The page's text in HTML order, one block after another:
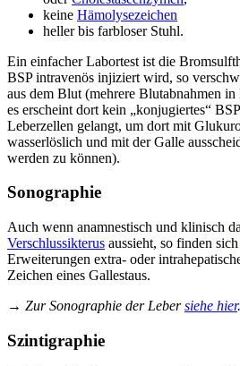
keine Hämolysezeichen
heller bis farbloser Stuhl.
Ein einfacher Labortest ist die
BSP intravenös injiziert wird, so
aus dem Blut (mehrere Blutabnahmen
es erscheint dort kein „konjugiertes“
Leberzellen gelangt, um dort mit
wasserlöslich und mit der Galle
werden zu können).
Sonographie
Auch wenn anamnestisch und klinisch
Verschlussikterus aussieht, so finden sich
Erweiterungen extra- oder
Zeichen eines Gallestaus.
→ Zur Sonographie der Lebersiehe hier.
Szintigraphie